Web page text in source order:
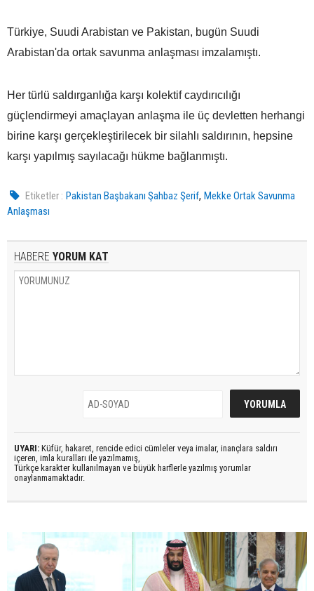
Türkiye, Suudi Arabistan ve Pakistan, bugün Suudi
Arabistan'da ortak savunma anlaşması imzalamıştı.
Her türlü saldırganlığa karşı kolektif caydırıcılığı
güçlendirmeyi amaçlayan anlaşma ile üç devletten herhangi
birine karşı gerçekleştirilecek bir silahlı saldırının, hepsine
karşı yapılmış sayılacağı hükme bağlanmıştı.
Etiketler : Pakistan Başbakanı Şahbaz Şerif,Mekke Ortak Savunma
Anlaşması
HABERE YORUM KAT
UYARI: Küfür, hakaret, rencide edici cümleler veya imalar, inançlara saldırı
içeren, imla kuralları ile yazılmamış,
Türkçe karakter kullanılmayan ve büyük harflerle yazılmış yorumlar
onaylanmamaktadır.